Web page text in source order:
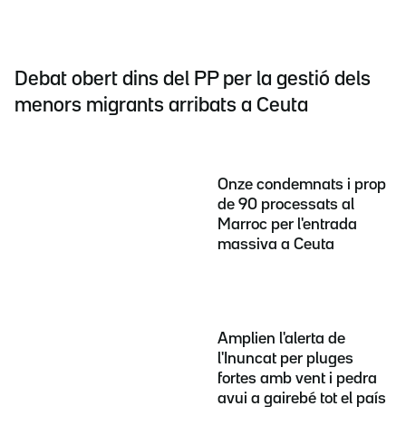
Debat obert dins del PP per la gestió dels
menors migrants arribats a Ceuta
Onze condemnats i prop
de 90 processats al
Marroc per l'entrada
massiva a Ceuta
Amplien l'alerta de
l'Inuncat per pluges
fortes amb vent i pedra
avui a gairebé tot el país